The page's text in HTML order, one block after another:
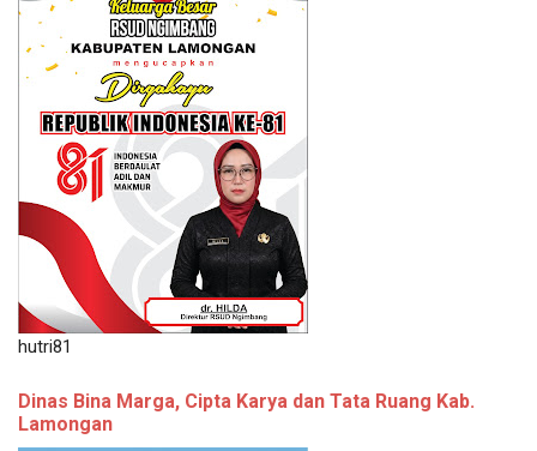
hutri81
Dinas Bina Marga, Cipta Karya dan Tata Ruang Kab.
Lamongan